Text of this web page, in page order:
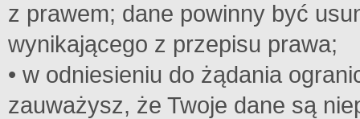
z prawem; dane powinny być
wynikającego z przepisu prawa;
• w odniesieniu do żądania
zauważysz, że Twoje dane są